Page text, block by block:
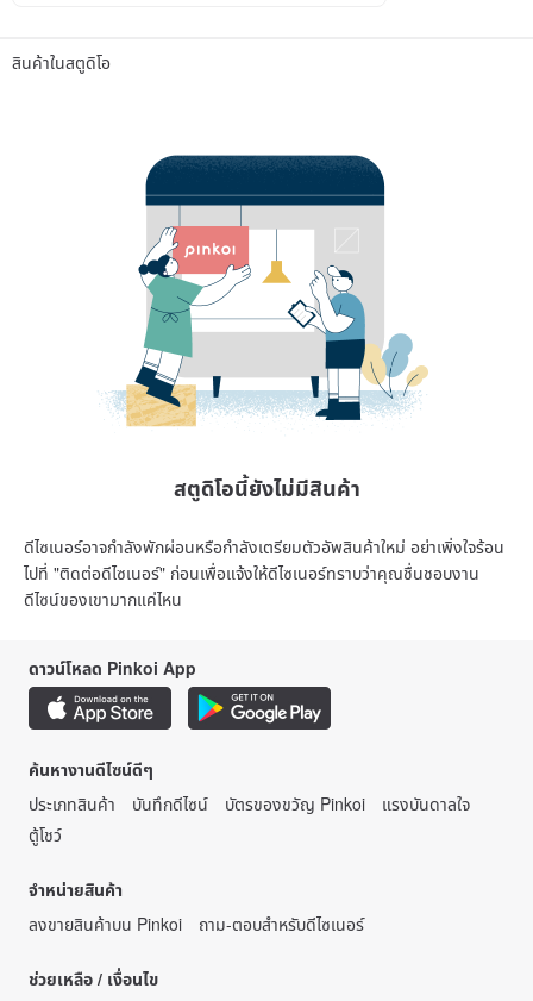
สินค้าในสตูดิโอ
สตูดิโอนี้ยังไม่มีสินค้า
ดีไซเนอร์อาจกำลังพักผ่อนหรือกำลังเตรียมตัวอัพสินค้าใหม่ อย่าเพิ่งใจร้อน
ไปที่ "ติดต่อดีไซเนอร์" ก่อนเพื่อแจ้งให้ดีไซเนอร์ทราบว่าคุณชื่นชอบงาน
ดีไซน์ของเขามากแค่ไหน
ดาวน์โหลด Pinkoi App
ค้นหางานดีไซน์ดีๆ
ประเภทสินค้า
บันทึกดีไซน์ บัตรของขวัญ Pinkoi
แรงบันดาลใจ
ตู้โชว์
จำหน่ายสินค้า
ลงขายสินค้าบน Pinkoi
ถาม-ตอบสำหรับดีไซเนอร์
ช่วยเหลือ / เงื่อนไข